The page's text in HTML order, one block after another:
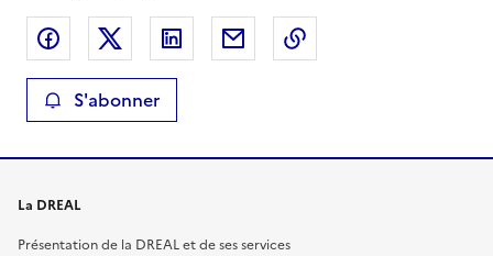
Partager sur Facebook
Partager sur XPartager sur LinkedIn
Partager par email
S'abonner
La DREAL
Présentation de la DREAL et de ses services